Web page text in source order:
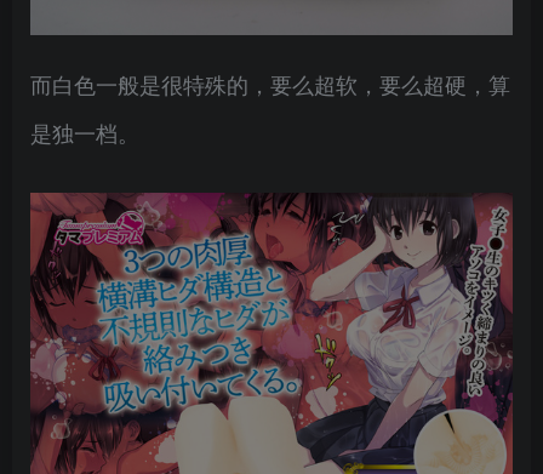
而白色一般是很特殊的，要么超软，要么超硬，算
是独一档。